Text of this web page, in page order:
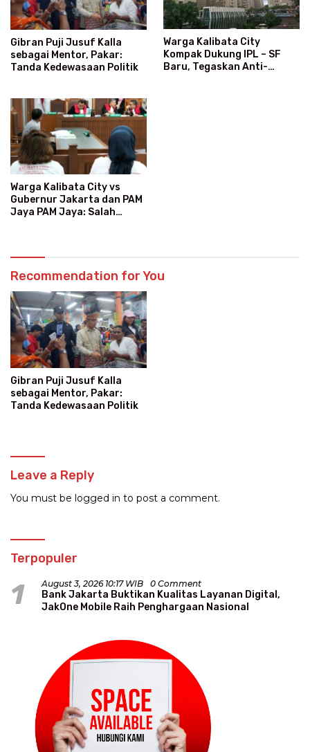
Gibran Puji Jusuf Kalla
sebagai Mentor, Pakar:
Tanda Kedewasaan Politik
Warga Kalibata City
Kompak Dukung IPL – SF
Baru, Tegaskan Anti-
Warga Kalibata City vs
Gubernur Jakarta dan PAM
Jaya PAM Jaya: Salah
Recommendation for You
Gibran Puji Jusuf Kalla
sebagai Mentor, Pakar:
Tanda Kedewasaan Politik
Leave a Reply
You must be logged in to post a comment.
Terpopuler
1 August 3, 2026 10:17 WIB 0 Comment
Bank Jakarta Buktikan Kualitas Layanan Digital,
JakOne Mobile Raih Penghargaan Nasional